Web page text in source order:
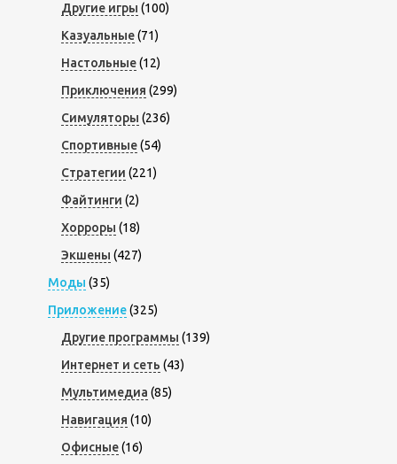
Другие игры (100)
Казуальные(71)
Настольные(12)
Приключения (299)
Симуляторы (236)
Спортивные(54)
Стратегии (221)
Файтинги (2)
Хорроры (18)
Экшены (427)
Моды (35)
Приложение(325)
Другие программы (139)
Интернет и сеть (43)
Мультимедиа (85)
Навигация (10)
Офисные(16)